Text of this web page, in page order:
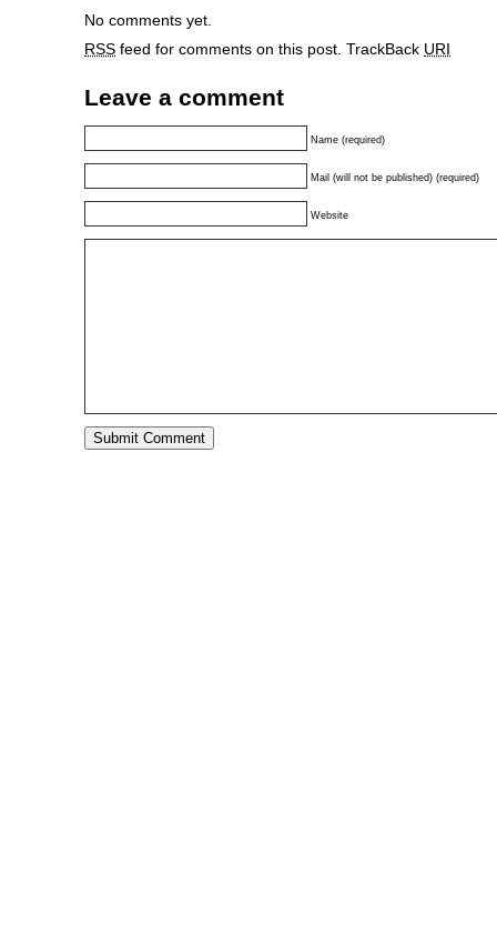
No comments yet.
RSS feed for comments on this post. TrackBack URI
Leave a comment
Name (required)
Mail (will not be published) (required)
Website